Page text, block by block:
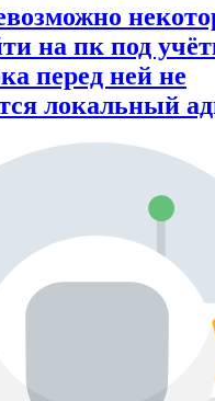
на пк под
перед ней не
локальный